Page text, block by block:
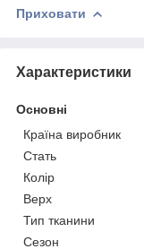
Приховати
Характеристики
Основні
Країна виробник
Стать
Колір
Верх
Тип тканини
Сезон